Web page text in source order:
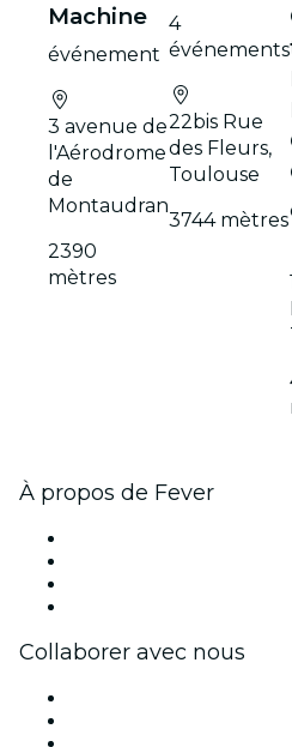
Machine
événement
3 avenue de
l'Aérodrome
de
Montaudran
2390
mètres
4
événements
22bis Rue
des Fleurs,
Toulouse
3744 mètres
À propos de Fever
Collaborer avec nous